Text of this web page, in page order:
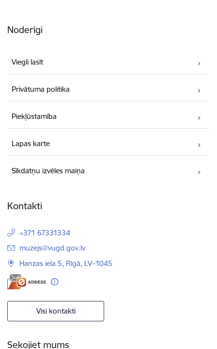
Noderīgi
Viegli lasīt
Privātuma politika
Piekļūstamība
Lapas karte
Sīkdatņu izvēles maiņa
Kontakti
+371 67331334
E-pasts:
muzejs@vugd.gov.lv
Hanzas iela 5, Rīgā, LV–1045
Visi kontakti
Sekojiet mums